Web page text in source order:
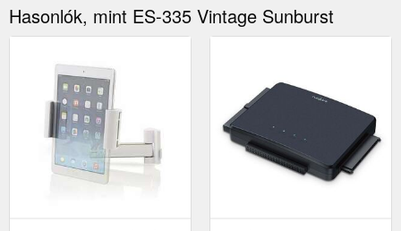
Hasonlók, mint ES-335 Vintage Sunburst